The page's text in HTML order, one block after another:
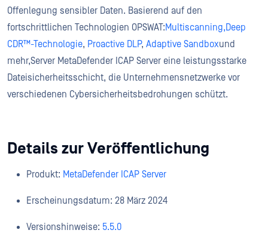
Offenlegung sensibler Daten. Basierend auf den
fortschrittlichen Technologien OPSWAT:Multiscanning,Deep
CDR™-Technologie, Proactive DLP, Adaptive Sandboxund
mehr,Server MetaDefender ICAP Server eine leistungsstarke
Dateisicherheitsschicht, die Unternehmensnetzwerke vor
verschiedenen Cybersicherheitsbedrohungen schützt.
Details zur Veröffentlichung
Produkt: MetaDefender ICAP Server
Erscheinungsdatum: 28 März 2024
Versionshinweise: 5.5.0